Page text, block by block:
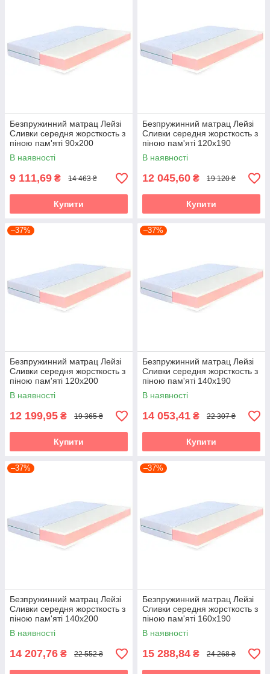
Безпружинний матрац Лейзі
Сливки середня жорсткость з
піною пам'яті 90х200
В наявності
9 111,69 ₴ 14 463 ₴
Купити
Безпружинний матрац Лейзі
Сливки середня жорсткость з
піною пам'яті 120х190
В наявності
12 045,60 ₴ 19 120 ₴
Купити
–37%
Безпружинний матрац Лейзі
Сливки середня жорсткость з
піною пам'яті 120х200
В наявності
12 199,95 ₴ 19 365 ₴
Купити
–37%
Безпружинний матрац Лейзі
Сливки середня жорсткость з
піною пам'яті 140х190
В наявності
14 053,41 ₴ 22 307 ₴
Купити
–37%
Безпружинний матрац Лейзі
Сливки середня жорсткость з
піною пам'яті 140х200
В наявності
14 207,76 ₴ 22 552 ₴
–37%
Безпружинний матрац Лейзі
Сливки середня жорсткость з
піною пам'яті 160х190
В наявності
15 288,84 ₴ 24 268 ₴